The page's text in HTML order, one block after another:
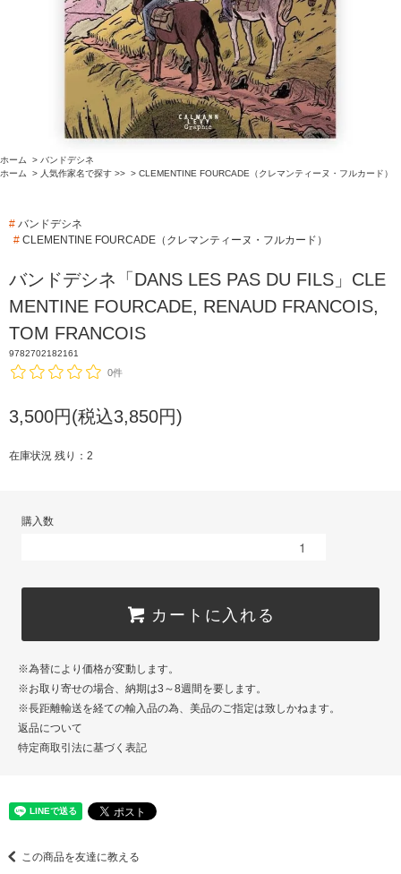
ホーム > バンドデシネ
ホーム
> 人気作家名で探す >> > CLEMENTINE FOURCADE（クレマンティーヌ・フルカード）
# バンドデシネ
# CLEMENTINE FOURCADE（クレマンティーヌ・フルカード）
バンドデシネ「DANS LES PAS DU FILS」CLE
MENTINE FOURCADE, RENAUD FRANCOIS,
TOM FRANCOIS
9782702182161
0件
3,500円(税込3,850円)
在庫状況 残り：2
購入数
カートに入れる
※為替により価格が変動します。
※お取り寄せの場合、納期は3～8週間を要します。
※長距離輸送を経ての輸入品の為、美品のご指定は致しかねます。
返品について
特定商取引法に基づく表記
この商品を友達に教える